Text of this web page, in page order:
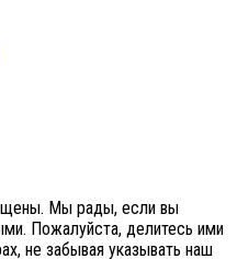
Мы рады, если вы
Пожалуйста, делитесь ими
не забывая указывать наш